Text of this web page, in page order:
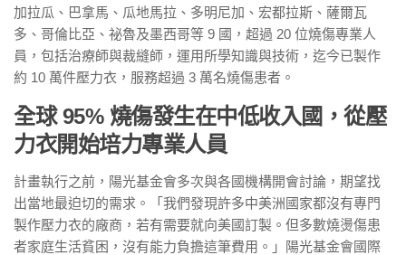
加拉瓜、巴拿馬、瓜地馬拉、多明尼加、宏都拉斯、薩爾瓦
多、哥倫比亞、祕魯及墨西哥等 9 國，超過 20 位燒傷專業人
員，包括治療師與裁縫師，運用所學知識與技術，迄今已製作
約 10 萬件壓力衣，服務超過 3 萬名燒傷患者。
全球 95% 燒傷發生在中低收入國，從壓
力衣開始培力專業人員
計畫執行之前，陽光基金會多次與各國機構開會討論，期望找
出當地最迫切的需求。「我們發現許多中美洲國家都沒有專門
製作壓力衣的廠商，若有需要就向美國訂製。但多數燒燙傷患
者家庭生活貧困，沒有能力負擔這筆費用。」陽光基金會國際